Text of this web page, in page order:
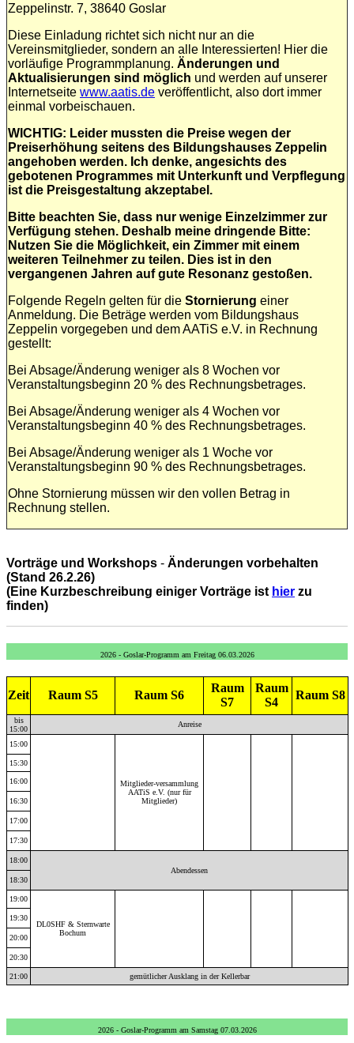
Zeppelinstr. 7, 38640 Goslar
Diese Einladung richtet sich nicht nur an die
Vereinsmitglieder, sondern an alle Interessierten! Hier die
vorläufige Programmplanung. Änderungen und
Aktualisierungen sind möglich und werden auf unserer
Internetseite www.aatis.de veröffentlicht, also dort immer
einmal vorbeischauen.
WICHTIG: Leider mussten die Preise wegen der
Preiserhöhung seitens des Bildungshauses Zeppelin
angehoben werden. Ich denke, angesichts des
gebotenen Programmes mit Unterkunft und Verpflegung
ist die Preisgestaltung akzeptabel.
Bitte beachten Sie, dass nur wenige Einzelzimmer zur
Verfügung stehen. Deshalb meine dringende Bitte:
Nutzen Sie die Möglichkeit, ein Zimmer mit einem
weiteren Teilnehmer zu teilen. Dies ist in den
vergangenen Jahren auf gute Resonanz gestoßen.
Folgende Regeln gelten für die Stornierung einer
Anmeldung. Die Beträge werden vom Bildungshaus
Zeppelin vorgegeben und dem AATiS e.V. in Rechnung
gestellt:
Bei Absage/Änderung weniger als 8 Wochen vor
Veranstaltungsbeginn 20 % des Rechnungsbetrages.
Bei Absage/Änderung weniger als 4 Wochen vor
Veranstaltungsbeginn 40 % des Rechnungsbetrages.
Bei Absage/Änderung weniger als 1 Woche vor
Veranstaltungsbeginn 90 % des Rechnungsbetrages.
Ohne Stornierung müssen wir den vollen Betrag in
Rechnung stellen.
Vorträge und Workshops - Änderungen vorbehalten
(Stand 26.2.26)
(Eine Kurzbeschreibung einiger Vorträge ist hier zu
finden)
2026 - Goslar-Programm am Freitag 06.03.2026
Zeit Raum S5 Raum S6
Raum
S7
Raum
S4
Raum S8
bis
15:00
Anreise
15:00
Mitglieder-versammlung
AATiS e.V. (nur für
Mitglieder)
15:30
16:00
16:30
17:00
17:30
18:00
Abendessen
18:30
19:00
DL0SHF & Sternwarte
Bochum
19:30
20:00
20:30
21:00 gemütlicher Ausklang in der Kellerbar
2026 - Goslar-Programm am Samstag 07.03.2026